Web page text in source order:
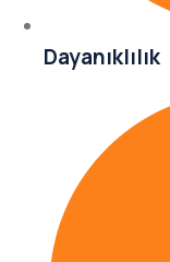
Dayanıklılık